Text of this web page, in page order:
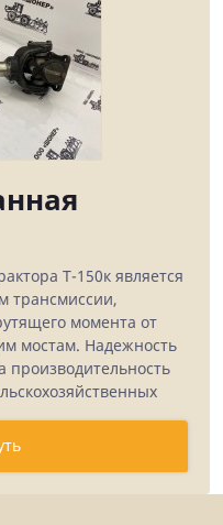
Т-150к является
трансмиссии,
момента от
мостам. Надежность
производительность
и комплектующих
модификаций.